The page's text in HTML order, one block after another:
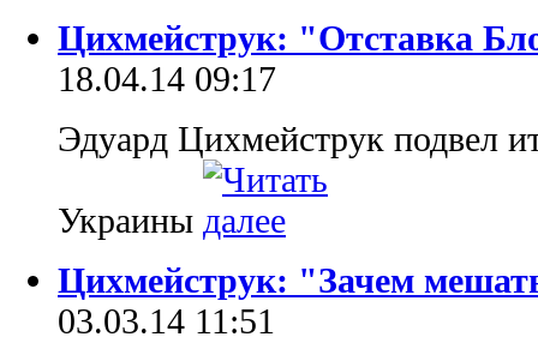
Цихмейструк: "Отставка
18.04.14 09:17
Эдуард Цихмейструк подвел
Украины
Цихмейструк: "Зачем
03.03.14 11:51